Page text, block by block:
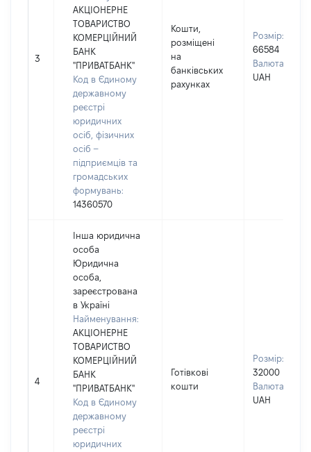
3
АКЦІОНЕРНЕ
ТОВАРИСТВО
КОМЕРЦІЙНИЙ
БАНК
"ПРИВАТБАНК"
Код в Єдиному
державному
реєстрі
юридичних
осіб, фізичних
осіб –
підприємців та
громадських
формувань:
14360570
Кошти,
розміщені
на
банківських
рахунках
Розмір:
66584
Валюта:
UAH
4
Інша юридична
особа
Юридична
особа,
зареєстрована
в Україні
Найменування:
АКЦІОНЕРНЕ
ТОВАРИСТВО
КОМЕРЦІЙНИЙ
БАНК
"ПРИВАТБАНК"
Код в Єдиному
державному
реєстрі
юридичних
Готівкові
кошти
Розмір:
32000
Валюта:
UAH